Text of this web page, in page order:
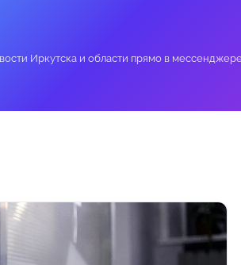
Иркутска и области прямо в